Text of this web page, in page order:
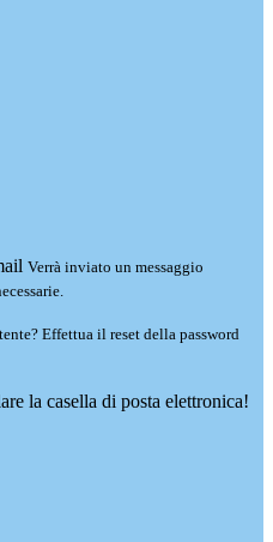
Verrà inviato un messaggio
Effettua il reset della password
la casella di posta elettronica!